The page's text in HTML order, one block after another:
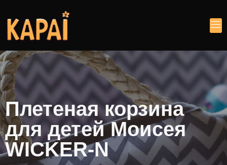
Плетеная корзина
для детей Моисея
WICKER-N